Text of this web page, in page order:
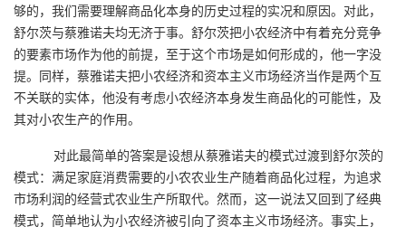
够的，我们需要理解商品化本身的历史过程的实况和原因。对此，
舒尔茨与蔡雅诺夫均无济于事。舒尔茨把小农经济中有着充分竞争
的要素市场作为他的前提，至于这个市场是如何形成的，他一字没
提。同样，蔡雅诺夫把小农经济和资本主义市场经济当作是两个互
不关联的实体，他没有考虑小农经济本身发生商品化的可能性，及
其对小农生产的作用。
对此最简单的答案是设想从蔡雅诺夫的模式过渡到舒尔茨的
模式：满足家庭消费需要的小农农业生产随着商品化过程，为追求
市场利润的经营式农业生产所取代。然而，这一说法又回到了经典
模式，简单地认为小农经济被引向了资本主义市场经济。事实上，